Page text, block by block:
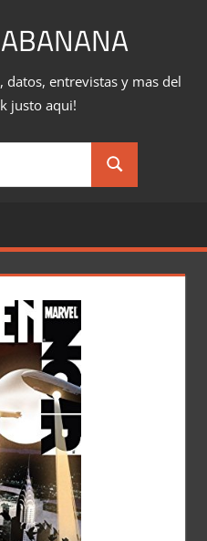
entrevistas y mas del
justo aqui!
Buscar